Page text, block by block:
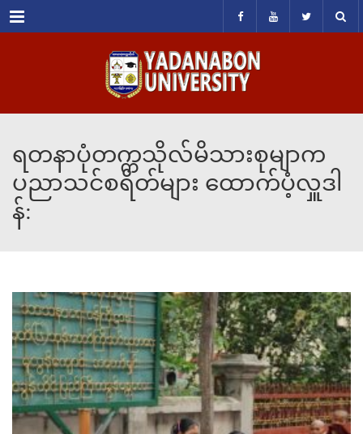
Menu
ရတနာပုံတက္ကသိုလ်မိသားစုမျာက
ပညာသင်စရိတ်များ ထောက်ပံ့လှူဒါ
န်: